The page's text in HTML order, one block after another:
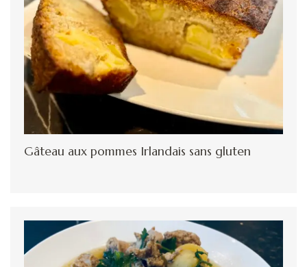
Gâteau aux pommes Irlandais sans gluten